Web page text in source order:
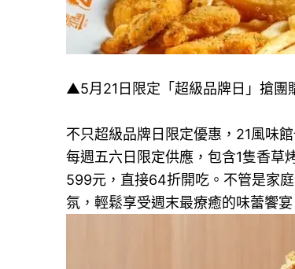
▲5月21日限定「超級品牌日」搶團
不只超級品牌日限定優惠，21風味
每週五六日限定供應，包含1隻香草
599元，直接64折開吃。不管是家
氛，輕鬆享受週末最療癒的味蕾饗宴